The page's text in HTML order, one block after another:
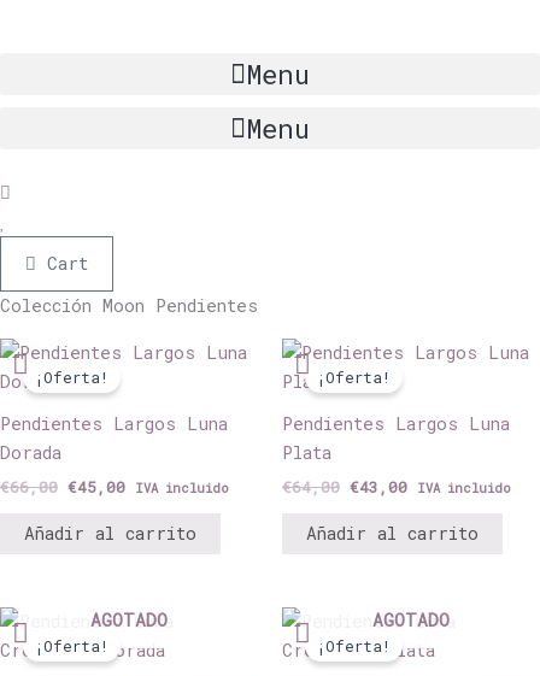
Menu
Menu
Cart
Colección Moon Pendientes
¡Oferta!
Pendientes Largos Luna
Dorada
€66,00
El
original
€66,00.
€45,00
El
precio
€45,00.
IVA incluido
Añadir al carrito
¡Oferta!
Pendientes Largos Luna
Plata
€64,00
El
original
€64,00.
€43,00
El
precio
€43,00.
IVA incluido
Añadir al carrito
AGOTADO
¡Oferta!
precio
original
El
actual
AGOTADO
¡Oferta!
precio
original
El
actual